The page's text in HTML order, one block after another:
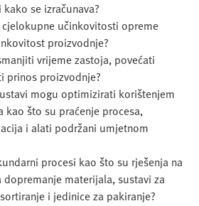
se izračunava?
učinkovitosti opreme
proizvodnje?
vrijeme zastoja, povećati
prinos proizvodnje?
mogu optimizirati korištenjem
što su praćenje procesa,
i alati podržani umjetnom
procesi kao što su rješenja na
materijala, sustavi za
i jedinice za pakiranje?